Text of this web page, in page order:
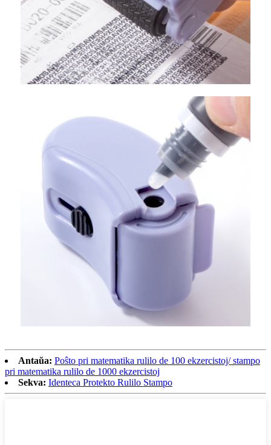
Antaŭa: Poŝto pri matematika rulilo de 100 ekzercistoj/ stampo
pri matematika rulilo de 1000 ekzercistoj
Sekva: Identeca Protekto Rulilo Stampo